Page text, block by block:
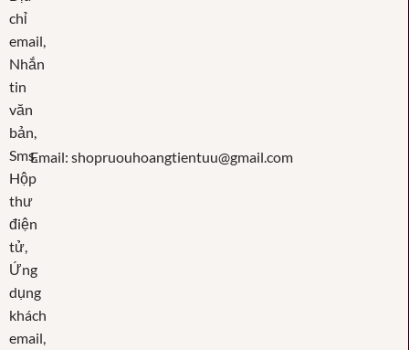
Email: shopruouhoangtientuu@gmail.com